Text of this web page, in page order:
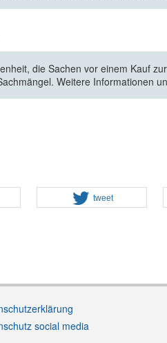
die Sachen vor einem Kauf
Weitere Informationen
tweet
social media